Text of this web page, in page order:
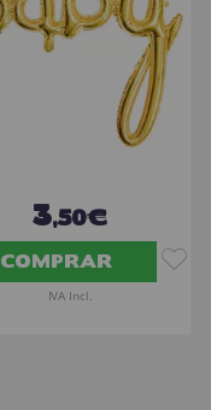
3,50€
COMPRAR
IVA Incl.